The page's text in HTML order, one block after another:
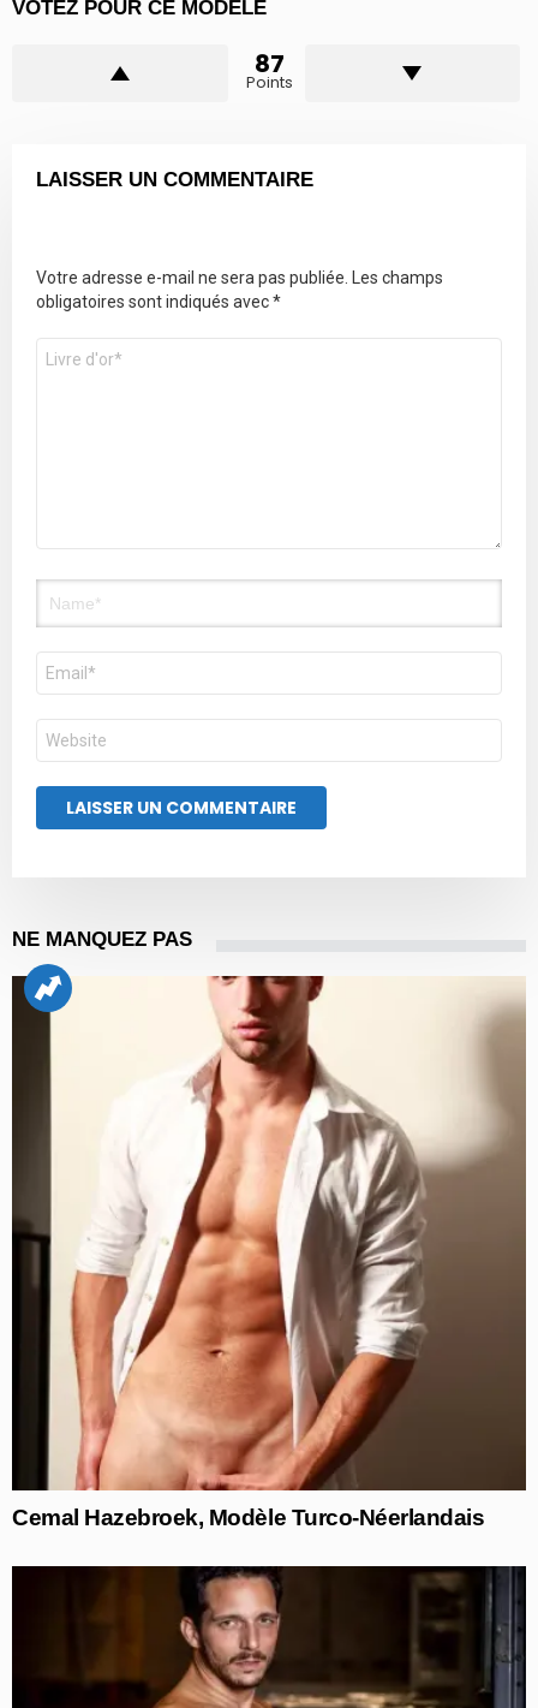
VOTEZ POUR CE MODÈLE
87
Points
LAISSER UN COMMENTAIRE
Votre adresse e-mail ne sera pas publiée. Les champs
obligatoires sont indiqués avec*
Commentaire
E-
mail
Site
web
NE MANQUEZ PAS
Cemal Hazebroek, Modèle Turco-Néerlandais